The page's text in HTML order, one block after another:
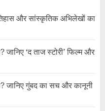
और सांस्कृतिक अभिलेखों का
‘द ताज स्टोरी’ फिल्म और
जानिए गुंबद का सच और कानूनी